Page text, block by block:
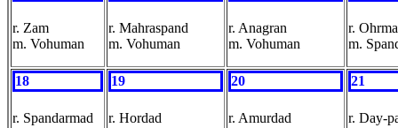
r. Zam
m. Vohuman
r. Mahraspand
m. Vohuman
r. Anagran
m. Vohuman
r.
m.
18
r. Spandarmad
19
r. Hordad
20
r. Amurdad
21
r. Day-